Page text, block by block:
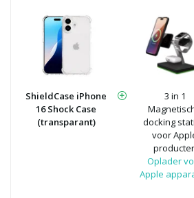
ShieldCase iPhone
16 Shock Case
(transparant)
3 in 1
docking
voor
Oplader
Apple